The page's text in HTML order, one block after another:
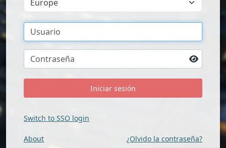
Switch to SSO login
About ¿Olvido la contraseña?